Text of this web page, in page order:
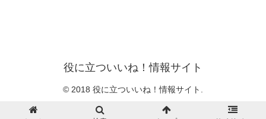
役に立ついいね！情報サイト
© 2018 役に立ついいね！情報サイト.